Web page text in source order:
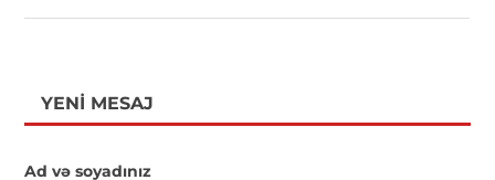
YENI MESAJ
Ad və soyadınız